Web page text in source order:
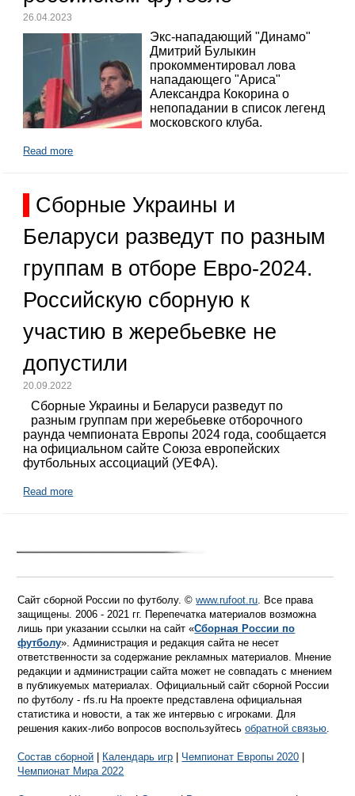
26.04.2023
Экс-нападающий "Динамо"
Дмитрий Булыкин
прокомментировал лова
нападающего "Ариса"
Александра Кокорина о
непопадании в список легенд
московского клуба.
Read more
Сборные Украины и
Беларуси разведут по разным
группам в отборе Евро-2024.
Российскую сборную к
участию в жеребьевке не
допустили
20.09.2022
Сборные Украины и Беларуси разведут по
разным группам при жеребьевке отборочного
раунда чемпионата Европы 2024 года, сообщается
на официальном сайте Союза европейских
футбольных ассоциаций (УЕФА).
Read more
Сайт сборной России по футболу. ©www.rufoot.ru. Все права
защищены. 2006 - 2021 гг. Перепечатка материалов возможна
лишь при указании ссылки на сайт «Сборная России по
футболу». Администрация и редакция сайта не несет
ответственности за содержание рекламных материалов. Мнение
редакции и администрации сайта может не совпадать с мнением
в публикуемых материалах. Официальный сайт сборной России
по футболу - rfs.ru На проекте представлена официальная
статистика и новости, а так же интервью с игроками. Для
решения каких-либо вопросов воспользуйтесьобратной связью.
Состав сборной Календарь игр Чемпионат Европы 2020
Чемпионат Мира 2022